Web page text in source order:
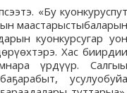
«Бу куонкуруспут
маастарыстыбаларын
куонкурсугар уон
Хас биирдии
үрдүүр. Салгыы
усулуобуйа